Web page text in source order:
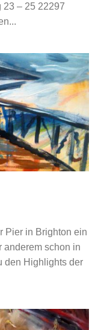
23 – 25 22297
Pier in Brighton ein
anderem schon in
den Highlights der